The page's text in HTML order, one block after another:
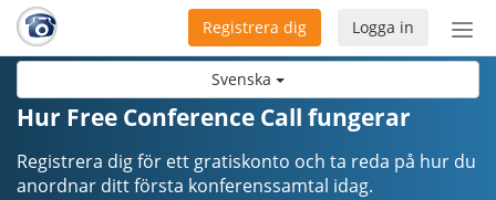
Svenska
Logga in
Registrera dig
Hur Free Conference Call fungerar
Registrera dig för ett gratiskonto och ta reda på hur du
anordnar ditt första konferenssamtal idag.